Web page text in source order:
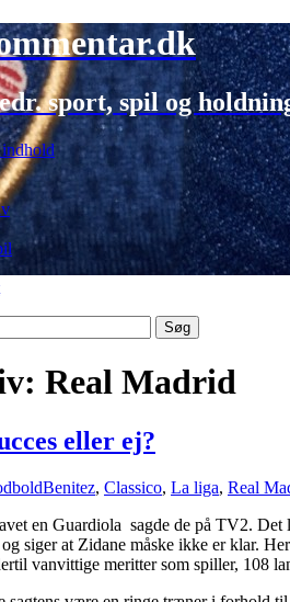
sport, spil og
Real Madrid
eller ej?
Benitez, Classico, La liga, Real
en Guardiola sagde de på TV2.
siger at Zidane måske ikke er klar.
vanvittige meritter som spiller, 108